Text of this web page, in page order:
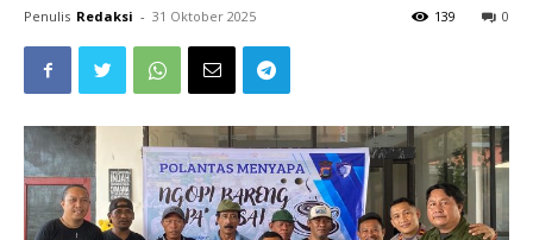
Penulis Redaksi - 31 Oktober 2025 0
139